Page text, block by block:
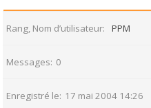
Rang, Nom d’utilisateur PPM
Messages 0
Enregistré le 17 mai 2004 14:26